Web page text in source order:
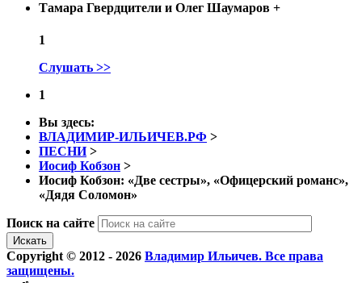
Тамара Гвердцители и Олег Шаумаров +
1
Слушать >>
1
Вы здесь:
ВЛАДИМИР-ИЛЬИЧЕВ.РФ >
ПЕСНИ >
Иосиф Кобзон >
Иосиф Кобзон: «Две сестры», «Офицерский романс»,
«Дядя Соломон»
Поиск на сайте
Искать
Copyright © 2012 - 2026 Владимир Ильичев. Все права
защищены.